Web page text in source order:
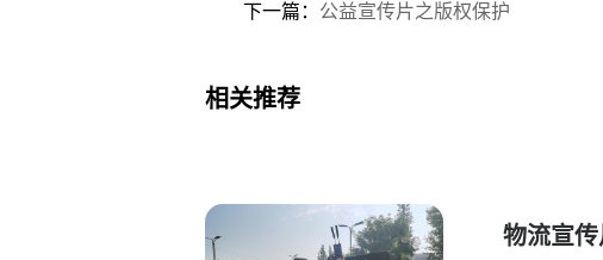
下一篇： 公益宣传片之版权保护
相关推荐
物流宣